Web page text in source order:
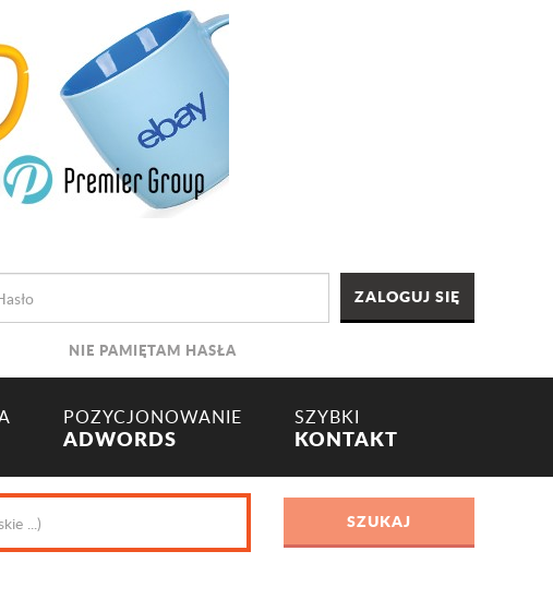
NIE PAMIĘTAM HASŁA
POZYCJONOWANIE
ADWORDS
SZYBKI
KONTAKT